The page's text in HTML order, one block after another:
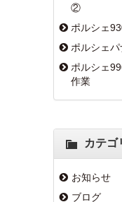
②
ポルシェ
ポルシェ
ポルシェ
作業
カテゴ
お知らせ
ブログ